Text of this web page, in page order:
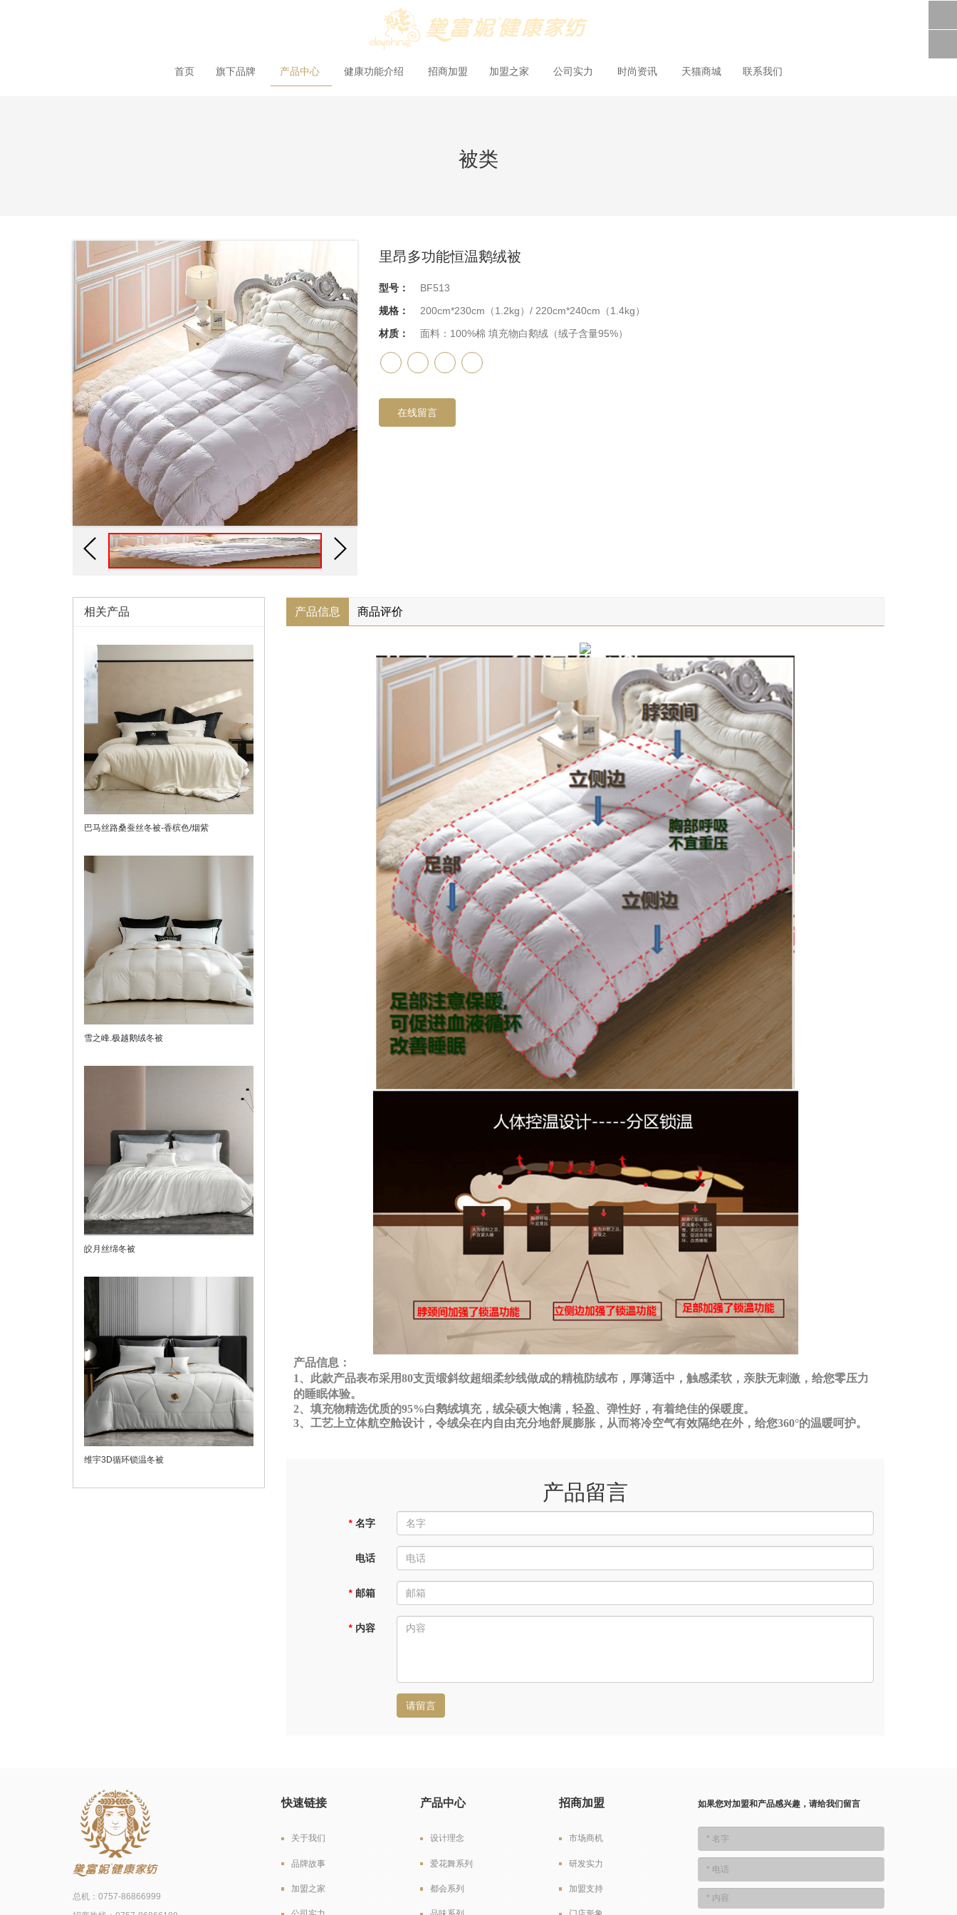
首页 旗下品牌 产品中心 健康功能介绍 招商加盟 加盟之家 公司实力 时尚资讯 天猫商城 联系我们
被类
里昂多功能恒温鹅绒被
型号：
BF513
规格：
200cm*230cm（1.2kg）/ 220cm*240cm（1.4kg）
材质：
面料：100%棉 填充物白鹅绒（绒子含量95%）
在线留言
相关产品
巴马丝路桑蚕丝冬被-香槟色/烟紫
雪之峰.极越鹅绒冬被
皎月丝绵冬被
维宇3D循环锁温冬被
产品信息 商品评价
产品信息：
1、此款产品表布采用80支贡缎斜纹超细柔纱线做成的精梳防绒布，厚薄适中，触感柔软，亲肤无刺激，给您零压力
的睡眠体验。
2、填充物精选优质的95%白鹅绒填充，绒朵硕大饱满，轻盈、弹性好，有着绝佳的保暖度。
3、工艺上立体航空舱设计，令绒朵在内自由充分地舒展膨胀，从而将冷空气有效隔绝在外，给您360°的温暖呵护。
产品留言
* 名字
电话
* 邮箱
* 内容
请留言
总机：0757-86866999
快速链接
关于我们
品牌故事
加盟之家
产品中心
设计理念
爱花舞系列
都会系列
招商加盟
市场商机
研发实力
加盟支持
如果您对加盟和产品感兴趣，请给我们留言